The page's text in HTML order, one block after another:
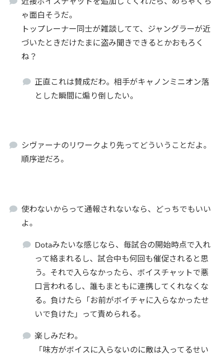
ゃ面白そうだ。
トップレーナー同士が雑談してて、ジャングラーが近
づいたときだけたまに盗み聞きできるとかおもろく
ね？
正直これは賛成だわ。相手がキャノンミニオン落
とした瞬間に煽り倒したい。
シヴァーナのリワークより先ってどういうことだよ。
順序逆だろ。
使わないからって通報されないなら、どっちでもいい
よ。
Dotaみたいな感じなら、毎試合の開始時点で入れ
って絡まれるし、試合中も何回も催促されると思
う。それで入らなかったら、ボイスチャットで悪
口言われるし、誰もまともに連携してくれなくな
る。負けたら「お前がボイチャに入らなかったせ
いで負けた」って責められる。
楽しみだわ。
「味方がボイスに入らないのに敵は入ってるせい